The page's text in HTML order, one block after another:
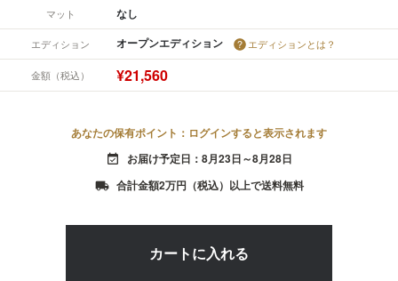
マット なし
エディション オープンエディション エディションとは？
金額（税込） ¥21,560
あなたの保有ポイント：ログインすると表示されます
event_available お届け予定日：8月23日～8月28日
local_shipping 合計金額2万円（税込）以上で送料無料